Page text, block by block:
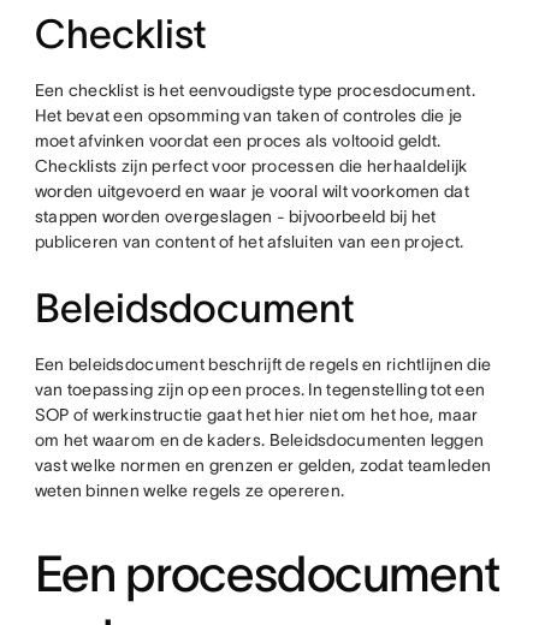
Checklist
Een checklist is het eenvoudigste type procesdocument.
Het bevat een opsomming van taken of controles die je
moet afvinken voordat een proces als voltooid geldt.
Checklists zijn perfect voor processen die herhaaldelijk
worden uitgevoerd en waar je vooral wilt voorkomen dat
stappen worden overgeslagen - bijvoorbeeld bij het
publiceren van content of het afsluiten van een project.
Beleidsdocument
Een beleidsdocument beschrijft de regels en richtlijnen die
van toepassing zijn op een proces. In tegenstelling tot een
SOP of werkinstructie gaat het hier niet om het hoe, maar
om het waarom en de kaders. Beleidsdocumenten leggen
vast welke normen en grenzen er gelden, zodat teamleden
weten binnen welke regels ze opereren.
Een procesdocument